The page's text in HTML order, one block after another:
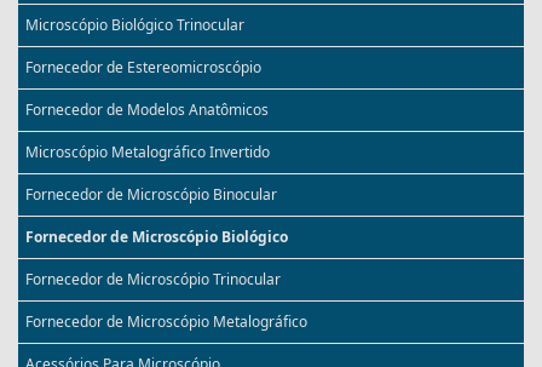
Microscópio Biológico Trinocular
Fornecedor de Estereomicroscópio
Fornecedor de Modelos Anatômicos
Microscópio Metalográfico Invertido
Fornecedor de Microscópio Binocular
Fornecedor de Microscópio Biológico
Fornecedor de Microscópio Trinocular
Fornecedor de Microscópio Metalográfico